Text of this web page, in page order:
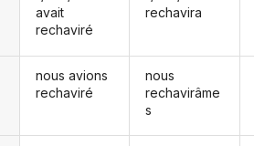
avait
rechaviré
nous avions
rechaviré
rechavira
nous
rechavirâme
s